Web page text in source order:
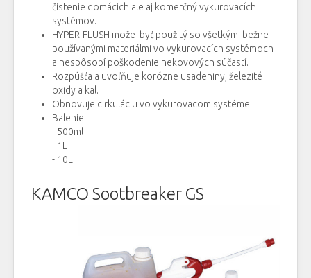
čistenie domácich ale aj komerčný vykurovacích
systémov.
HYPER-FLUSH može byť použitý so všetkými bežne
používanými materiálmi vo vykurovacích systémoch
a nespôsobí poškodenie nekovových súčastí.
Rozpúšťa a uvoľňuje korózne usadeniny, železité
oxidy a kal.
Obnovuje cirkuláciu vo vykurovacom systéme.
Balenie:
- 500ml
- 1L
- 10L
KAMCO Sootbreaker GS